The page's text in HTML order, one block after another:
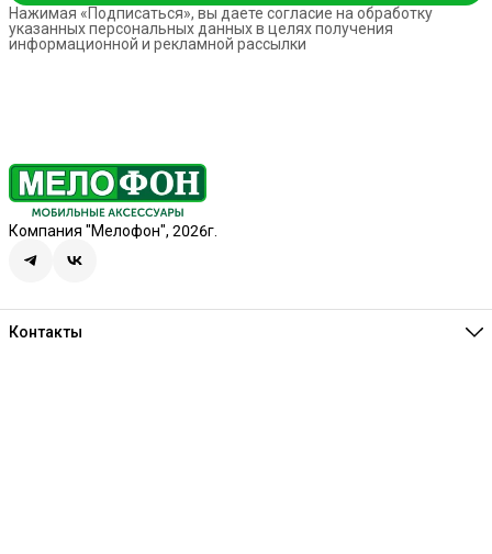
Нажимая «Подписаться», вы даете согласие на обработку
указанных персональных данных в целях получения
информационной и рекламной рассылки
Компания "Мелофон", 2026г.
Контакты